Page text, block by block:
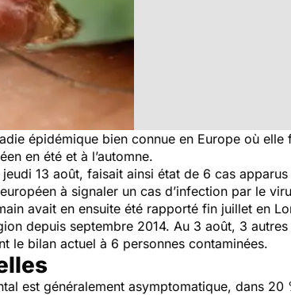
épidémique bien connue en Europe où elle
en été et à l’automne.
13 août, faisait ainsi état de 6 cas
à signaler un cas d’infection par le
avait en ensuite été rapporté fin juillet en
depuis septembre 2014. Au 3 août, 3
le bilan actuel à 6 personnes contaminées.
est généralement asymptomatique, dans 20